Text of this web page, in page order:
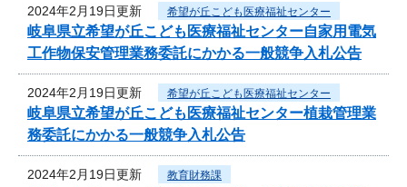
2024年2月19日更新 希望が丘こども医療福祉センター
岐阜県立希望が丘こども医療福祉センター自家用電気
工作物保安管理業務委託にかかる一般競争入札公告
2024年2月19日更新 希望が丘こども医療福祉センター
岐阜県立希望が丘こども医療福祉センター植栽管理業
務委託にかかる一般競争入札公告
2024年2月19日更新 教育財務課